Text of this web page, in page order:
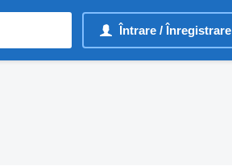
Întrare / Înregistrare